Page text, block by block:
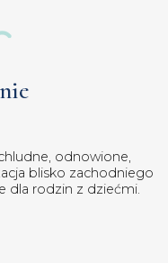
Pasji. Pokoje bardzo
i łazienka. Obsługa
korzystaliśmy ale
jak za takie warunki